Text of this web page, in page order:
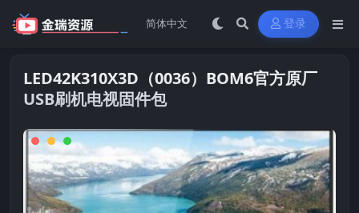
登录
LED42K310X3D（0036）BOM6官方原厂
USB刷机电视固件包